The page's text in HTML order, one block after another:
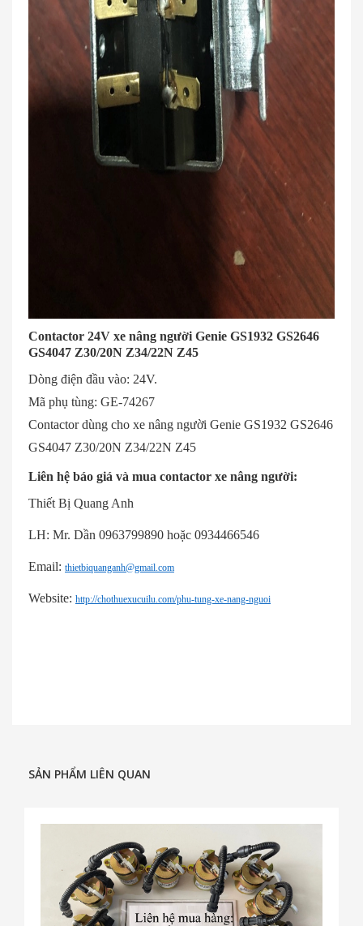
Contactor 24V xe nâng người Genie GS1932 GS2646
GS4047 Z30/20N Z34/22N Z45
Dòng điện đầu vào: 24V.
Mã phụ tùng: GE-74267
Contactor dùng cho xe nâng người Genie GS1932 GS2646
GS4047 Z30/20N Z34/22N Z45
Liên hệ báo giá và mua contactor xe nâng người:
Thiết Bị Quang Anh
LH: Mr. Dần 0963799890 hoặc 0934466546
Email: thietbiquanganh@gmail.com
Website: http://chothuexucuilu.com/phu-tung-xe-nang-nguoi
SẢN PHẨM LIÊN QUAN